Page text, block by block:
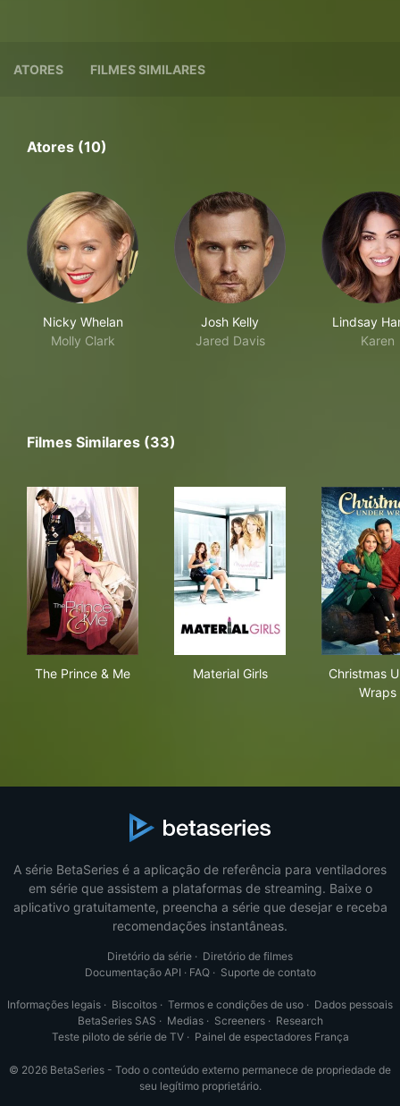
ATORES FILMES SIMILARES
Atores (10)
Nicky Whelan
Molly Clark
Josh Kelly
Jared Davis
Lindsay
Karen
Filmes Similares (33)
The Prince & Me Material Girls
Christmas
Wraps
A série BetaSeries é a aplicação de referência para ventiladores
em série que assistem a plataformas de streaming. Baixe o
aplicativo gratuitamente, preencha a série que desejar e receba
recomendações instantâneas.
Diretório da série · Diretório de filmes
Documentação API · FAQ· Suporte de contato
Informações legais · Biscoitos · Termos e condições de uso · Dados pessoais
BetaSeries SAS · Medias· Screeners· Research
Teste piloto de série de TV· Painel de espectadores França
© 2026 BetaSeries - Todo o conteúdo externo permanece de propriedade de
seu legítimo proprietário.